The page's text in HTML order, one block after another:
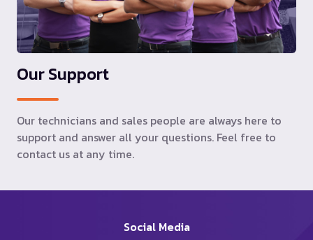
Our Support
Our technicians and sales people are always here to
support and answer all your questions. Feel free to
contact us at any time.
Social Media